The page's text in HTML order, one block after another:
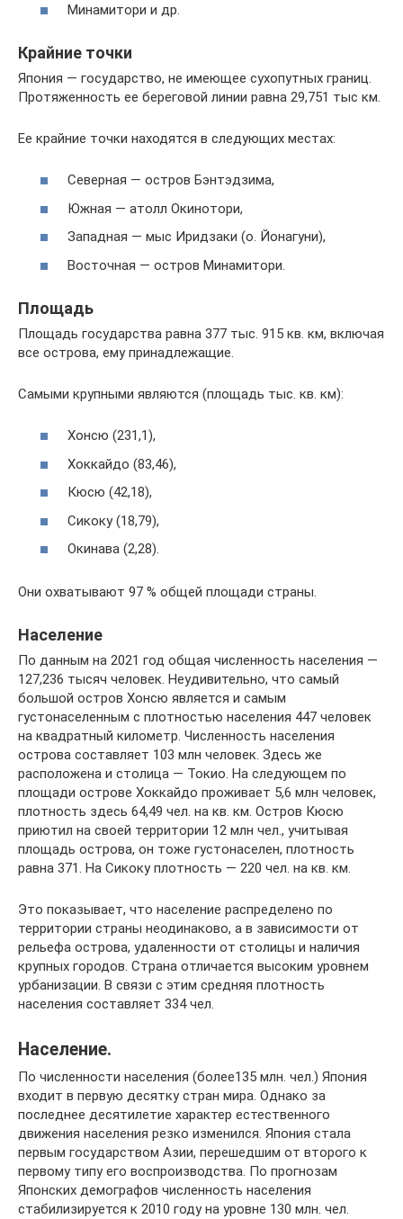
Минамитори и др.
Крайние точки
Япония — государство, не имеющее сухопутных границ.
Протяженность ее береговой линии равна 29,751 тыс км.
Ее крайние точки находятся в следующих местах:
Северная — остров Бэнтэдзима,
Южная — атолл Окинотори,
Западная — мыс Иридзаки (о. Йонагуни),
Восточная — остров Минамитори.
Площадь
Площадь государства равна 377 тыс. 915 кв. км, включая
все острова, ему принадлежащие.
Самыми крупными являются (площадь тыс. кв. км):
Хонсю (231,1),
Хоккайдо (83,46),
Кюсю (42,18),
Сикоку (18,79),
Окинава (2,28).
Они охватывают 97 % общей площади страны.
Население
По данным на 2021 год общая численность населения —
127,236 тысяч человек. Неудивительно, что самый
большой остров Хонсю является и самым
густонаселенным с плотностью населения 447 человек
на квадратный километр. Численность населения
острова составляет 103 млн человек. Здесь же
расположена и столица — Токио. На следующем по
площади острове Хоккайдо проживает 5,6 млн человек,
плотность здесь 64,49 чел. на кв. км. Остров Кюсю
приютил на своей территории 12 млн чел., учитывая
площадь острова, он тоже густонаселен, плотность
равна 371. На Сикоку плотность — 220 чел. на кв. км.
Это показывает, что население распределено по
территории страны неодинаково, а в зависимости от
рельефа острова, удаленности от столицы и наличия
крупных городов. Страна отличается высоким уровнем
урбанизации. В связи с этим средняя плотность
населения составляет 334 чел.
Население.
По численности населения (более135 млн. чел.) Япония
входит в первую десятку стран мира. Однако за
последнее десятилетие характер естественного
движения населения резко изменился. Япония стала
первым государством Азии, перешедшим от второго к
первому типу его воспроизводства. По прогнозам
Японских демографов численность населения
стабилизируется к 2010 году на уровне 130 млн. чел.